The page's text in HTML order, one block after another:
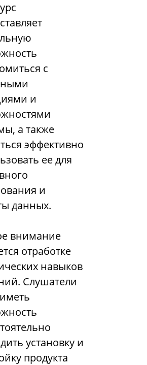
с
и
а также
эффективно
ее для
и
данных.
внимание
отработке
навыков
Слушатели
установку и
продукта